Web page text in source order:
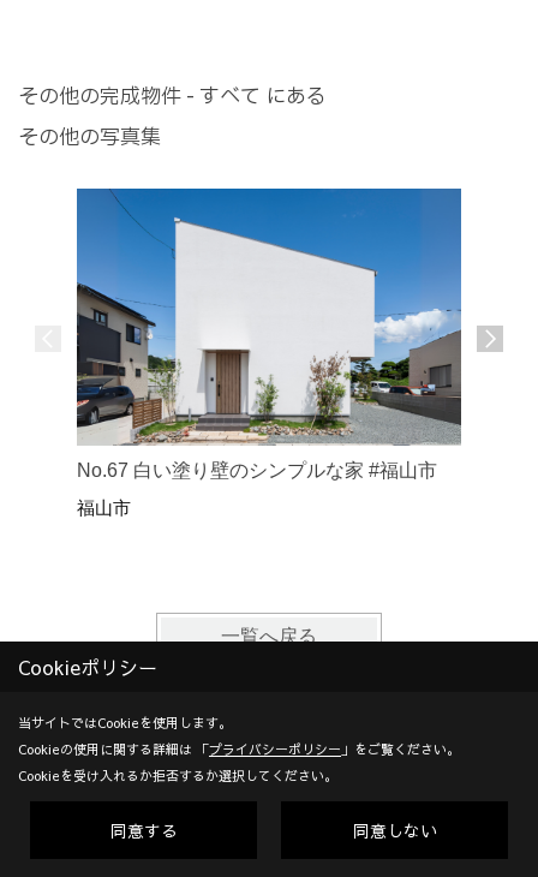
その他の完成物件 - すべて にある
その他の写真集
No.67 白い塗り壁のシンプルな家 #福山市
福山市
一覧へ戻る
施工実例
リフォーム・リノベーション
平屋
Cookieポリシー
当サイトではCookieを使用します。
Cookieの使用に関する詳細は 「プライバシーポリシー 」をご覧ください。
Cookieを受け入れるか拒否するか選択してください。
同意する 同意しない